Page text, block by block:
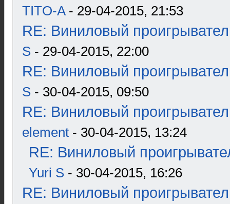
TITO-A- 29-04-2015, 21:53
RE: Виниловый
S - 29-04-2015, 22:00
RE: Виниловый
S - 30-04-2015, 09:50
RE: Виниловый
element - 30-04-2015, 13:24
RE: Виниловый
Yuri S - 30-04-2015, 16:26
RE: Виниловый